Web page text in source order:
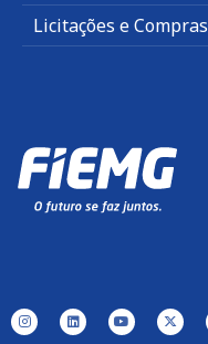
Licitações e Compras